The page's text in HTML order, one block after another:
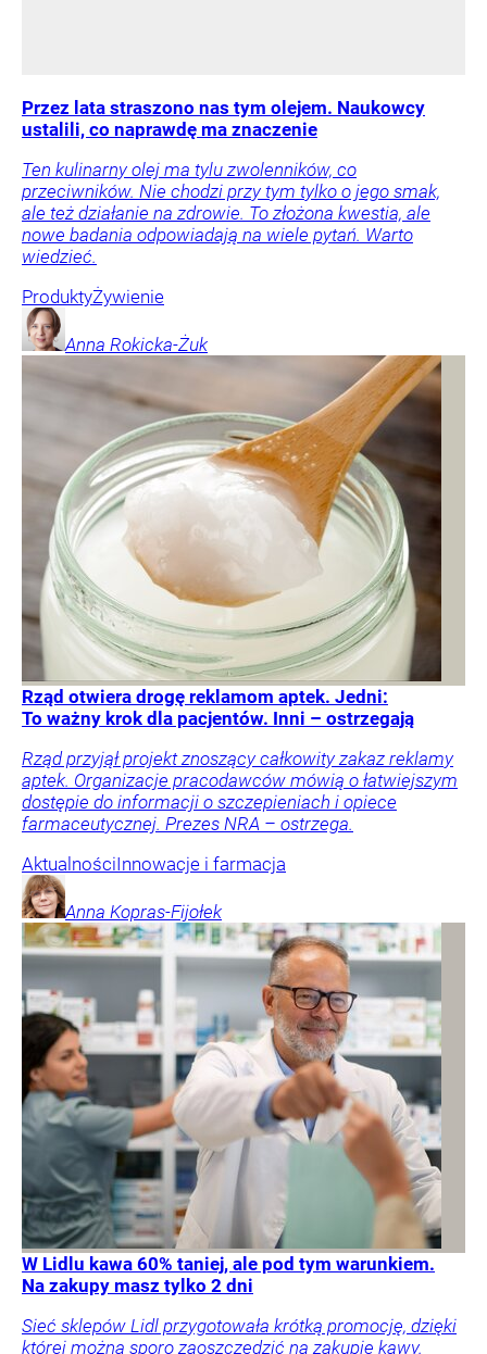
Przez lata straszono nas tym olejem. Naukowcy
ustalili, co naprawdę ma znaczenie
Ten kulinarny olej ma tylu zwolenników, co
przeciwników. Nie chodzi przy tym tylko o jego smak,
ale też działanie na zdrowie. To złożona kwestia, ale
nowe badania odpowiadają na wiele pytań. Warto
wiedzieć.
ProduktyŻywienie
Anna Rokicka-Żuk
Rząd otwiera drogę reklamom aptek. Jedni:
To ważny krok dla pacjentów. Inni – ostrzegają
Rząd przyjął projekt znoszący całkowity zakaz reklamy
aptek. Organizacje pracodawców mówią o łatwiejszym
dostępie do informacji o szczepieniach i opiece
farmaceutycznej. Prezes NRA – ostrzega.
AktualnościInnowacje i farmacja
Anna Kopras-Fijołek
W Lidlu kawa 60% taniej, ale pod tym warunkiem.
Na zakupy masz tylko 2 dni
Sieć sklepów Lidl przygotowała krótką promocję, dzięki
której można sporo zaoszczędzić na zakupie kawy.